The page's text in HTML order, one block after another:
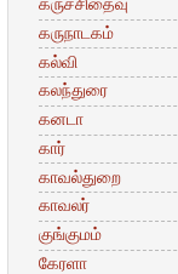
கருச்சிதைவு
கருநாடகம்
கல்வி
கலந்துரை
கனடா
கார்
காவல்துறை
காவலர்
குங்குமம்
கேரளா